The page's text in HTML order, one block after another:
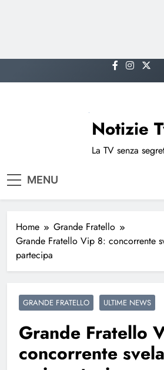
to
Notizie
La TV senza
MENU
Home
Grande Fratello
Grande Fratello Vip 8: concorrente
partecipa
GRANDE FRATELLO ULTIME NEWS
Grande Fratello
concorrente